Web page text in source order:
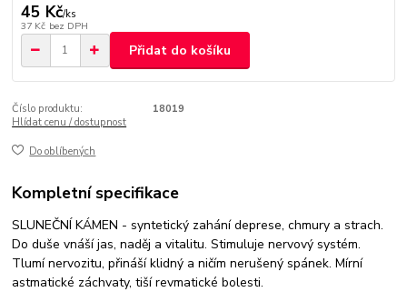
45 Kč/ks
37 Kč bez DPH
Přidat do košíku
Číslo produktu:
18019
Hlídat cenu / dostupnost
Do oblíbených
Kompletní specifikace
SLUNEČNÍ KÁMEN - syntetický zahání deprese, chmury a strach.
Do duše vnáší jas, naděj a vitalitu. Stimuluje nervový systém.
Tlumí nervozitu, přináší klidný a ničím nerušený spánek. Mírní
astmatické záchvaty, tiší revmatické bolesti.